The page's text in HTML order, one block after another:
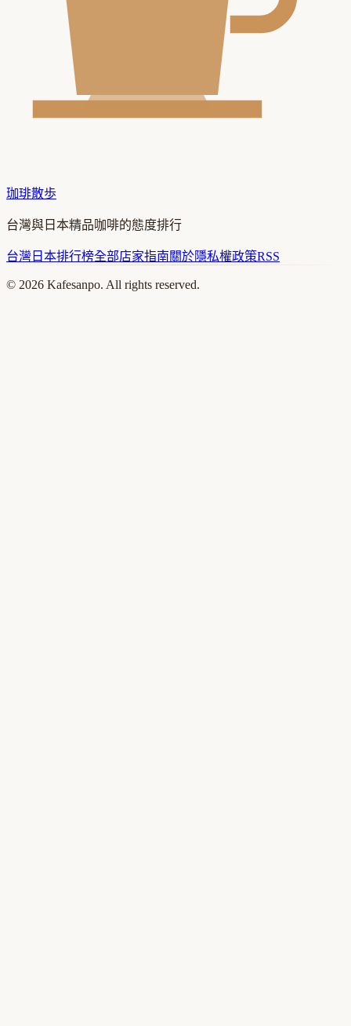
珈琲散歩
台灣與日本精品咖啡的態度排行
台灣 日本排行榜全部店家指南關於隱私權政策RSS
© 2026 Kafesanpo. All rights reserved.